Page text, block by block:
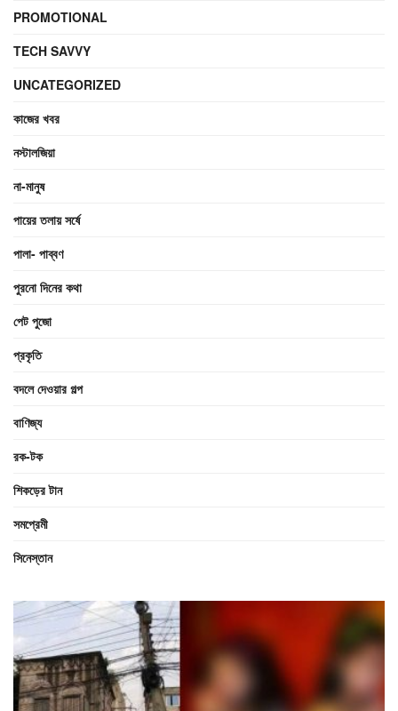
PROMOTIONAL
TECH SAVVY
UNCATEGORIZED
কাজের খবর
নস্টালজিয়া
না-মানুষ
পায়ের তলায় সর্ষে
পালা- পাব্বণ
পুরনো দিনের কথা
পেট পুজো
প্রকৃতি
বদলে দেওয়ার গল্প
বাণিজ্য
রক-টক
শিকড়ের টান
সমপ্রেমী
সিনেস্তান